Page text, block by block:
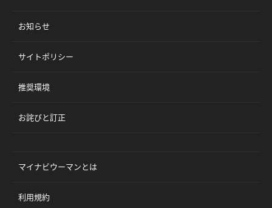
お知らせ
サイトポリシー
推奨環境
お詫びと訂正
マイナビウーマンとは
利用規約